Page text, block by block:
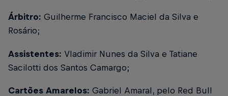
Árbitro: Guilherme Francisco Maciel da Silva e
Rosário;
Assistentes: Vladimir Nunes da Silva e Tatiane
Sacilotti dos Santos Camargo;
Cartões Amarelos: Gabriel Amaral, pelo Red Bull